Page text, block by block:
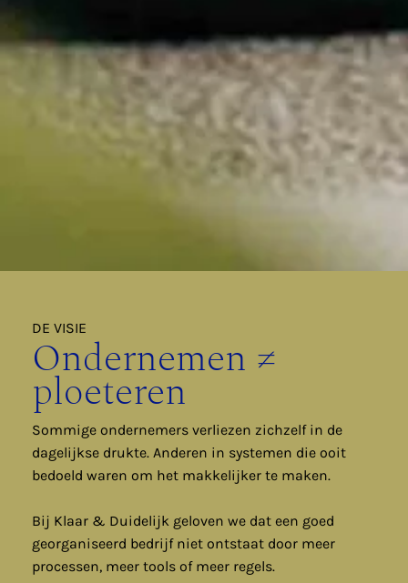
DE VISIE
Ondernemen ≠
ploeteren
Sommige ondernemers verliezen zichzelf in de
dagelijkse drukte. Anderen in systemen die ooit
bedoeld waren om het makkelijker te maken.
Bij Klaar & Duidelijk geloven we dat een goed
georganiseerd bedrijf niet ontstaat door meer
processen, meer tools of meer regels.